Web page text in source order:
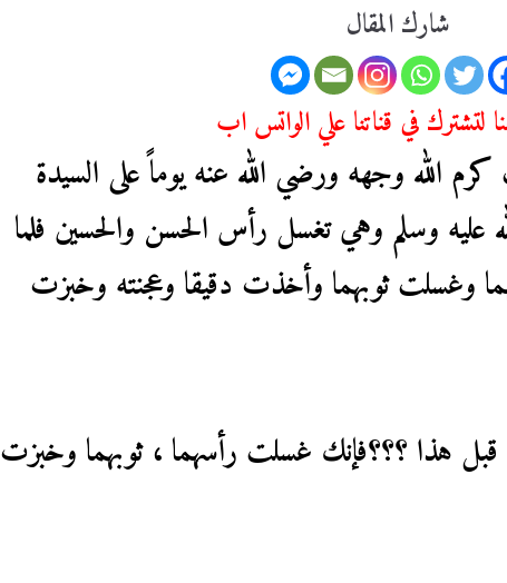
شارك المقال
في قناتنا علي الواتس اب
الله وجهه ورضي الله عنه يوماً على السيدة
عليه وسلم وهي تغسل رأس الحسن والحسين فلما
ثوبهما وأخذت دقيقا وعجنته وخبزت
قبل هذا ؟؟؟فإنك غسلت رأسهما ، ثوبهما وخبزت